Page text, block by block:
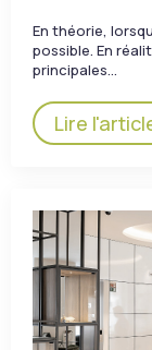
En théorie,
possible. En
principales…
Lire